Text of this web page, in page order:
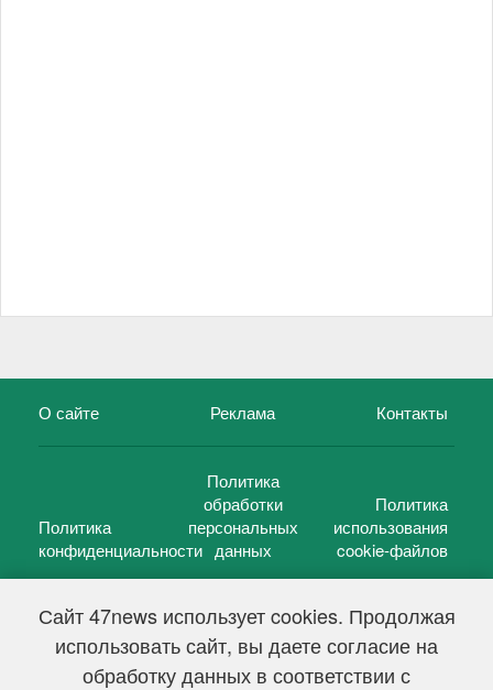
Сайт 47news использует cookies. Продолжая
использовать сайт, вы даете согласие на
обработку данных в соответствии с
О сайте Реклама Контакты
Политика
конфиденциальности
Политика
обработки
персональных
данных
Политика
использования
cookie-файлов
47 новостей (47 news)2005 — 2026 г.
Свидетельство о регистрации СМИ Эл № ФС 77-39848, выдано